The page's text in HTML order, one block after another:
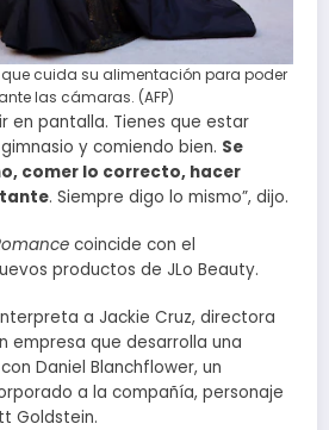
que cuida su alimentación para poder
las cámaras. (AFP)
en pantalla. Tienes que estar
y comiendo bien. Se
comer lo correcto, hacer
. Siempre digo lo mismo”, dijo.
coincide con el
productos de JLo Beauty.
a Jackie Cruz, directora
empresa que desarrolla una
Daniel Blanchflower, un
a la compañía, personaje
Goldstein.